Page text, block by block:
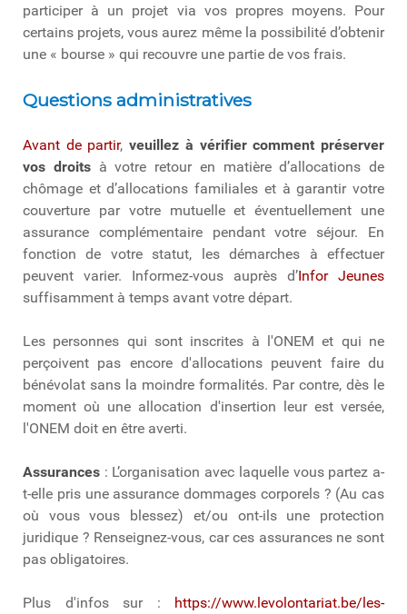
participer à un projet via vos propres moyens. Pour
certains projets, vous aurez même la possibilité d’obtenir
une « bourse » qui recouvre une partie de vos frais.
Questions administratives
Avant de partir,veuillez à vérifier comment préserver
vos droitsà votre retour en matière d’allocations de
chômage et d’allocations familiales et à garantir votre
couverture par votre mutuelle et éventuellement une
assurance complémentaire pendant votre séjour. En
fonction de votre statut, les démarches à effectuer
peuvent varier. Informez-vous auprès d’Infor Jeunes
suffisamment à temps avant votre départ.
Les personnes qui sont inscrites à l'ONEM et qui ne
perçoivent pas encore d'allocations peuvent faire du
bénévolat sans la moindre formalités. Par contre, dès le
moment où une allocation d'insertion leur est versée,
l'ONEM doit en être averti.
Assurances : L’organisation avec laquelle vous partez a-
t-elle pris une assurance dommages corporels ? (Au cas
où vous vous blessez) et/ou ont-ils une protection
juridique ? Renseignez-vous, car ces assurances ne sont
pas obligatoires.
Plus d'infos sur : https://www.levolontariat.be/les-